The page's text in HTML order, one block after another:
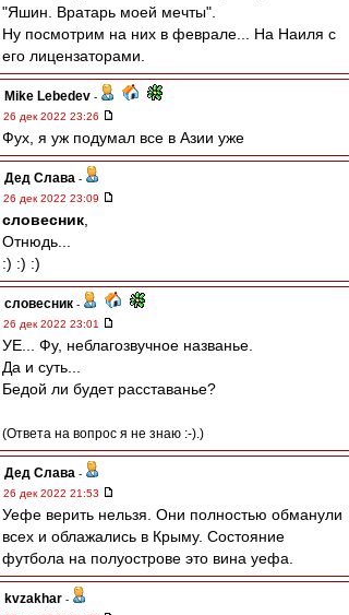
"Яшин. Вратарь моей мечты".
Ну посмотрим на них в феврале... На Наиля с
его лицензаторами.
Mike Lebedev -
26 дек 2022 23:26
Фух, я уж подумал все в Азии уже
Дед Слава -
26 дек 2022 23:09
словесник
Отнюдь...
:) :) :)
словесник -
26 дек 2022 23:01
УЕ... Фу, неблагозвучное названье.
Да и суть...
Бедой ли будет расставанье?
(Ответа на вопрос я не знаю :-).)
Дед Слава -
26 дек 2022 21:53
Уефе верить нельзя. Они полностью обманули
всех и облажались в Крыму. Состояние
футбола на полуострове это вина уефа.
kvzakhar -